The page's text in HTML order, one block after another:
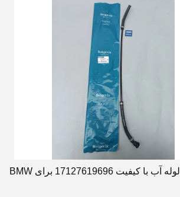
لوله آب با کیفیت 17127619696 برای BMW